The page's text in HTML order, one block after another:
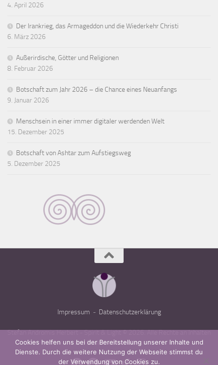
4. April 2026
Der Irankrieg, das Armageddon und die Wiederkehr Christi
6. März 2026
Außerirdische, Götter und Religionen
8. Februar 2026
Botschaft zum Jahr 2026 – die Chance eines Neuanfangs
9. Januar 2026
Menschsein in einer immer digitaler werdenden Welt
15. Dezember 2025
Botschaft von Ashtar zum Aufstiegsweg
5. Dezember 2025
Impressum - Datenschutzerklärung
Stefan Andromis Herbert - Spirit & Light © 2026. Alle Rechte an Inhalten
und Bildern vorbehalten.
Cookies helfen uns bei der Bereitstellung unserer Inhalte und
Dienste. Durch die weitere Nutzung der Webseite stimmst du
der Verwendung von Cookies zu.